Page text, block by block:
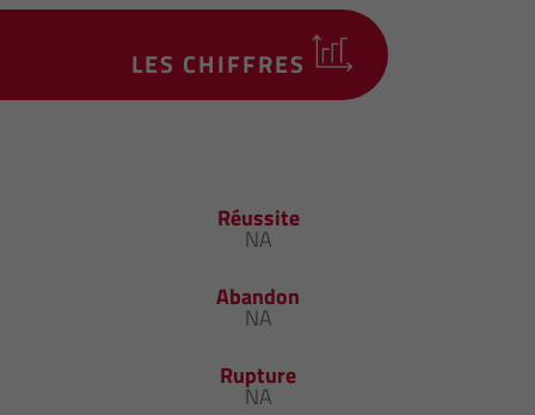
LES CHIFFRES
Réussite
NA
Abandon
NA
Rupture
NA